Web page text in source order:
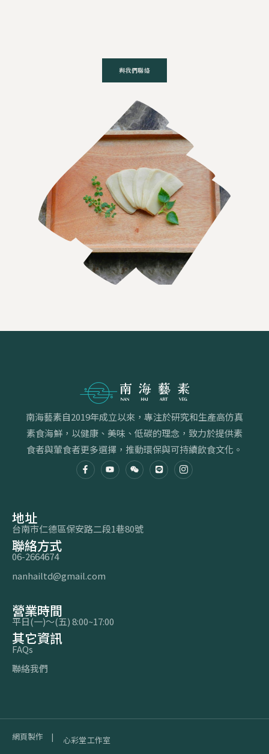
與我們聯絡
南海藝素自2019年成立以來，專注於研究和生產高仿真
素食海鮮，以健康、美味、低碳的理念，致力於提供素
食者與葷食者更多選擇，推動環保與可持續飲食文化。
地址
台南市仁德區保安路二段1巷80號
聯絡方式
06-2664674
nanhailtd@gmail.com
營業時間
平日(一)～(五) 8:00~17:00
其它資訊
FAQs
聯絡我們
網頁製作 | 心彩堂工作室